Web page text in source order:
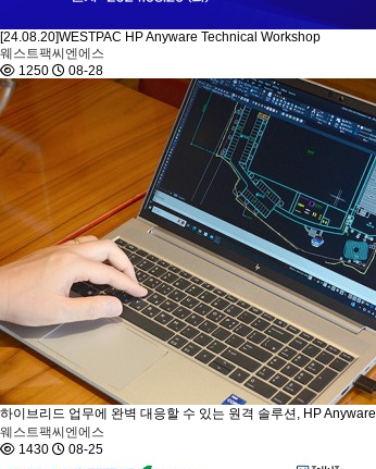
[24.08.20]WESTPAC HP Anyware Technical Workshop
웨스트팩씨엔에스
1250
08-28
하이브리드 업무에 완벽 대응할 수 있는 원격 솔루션, HP Anyware
웨스트팩씨엔에스
1430
08-25